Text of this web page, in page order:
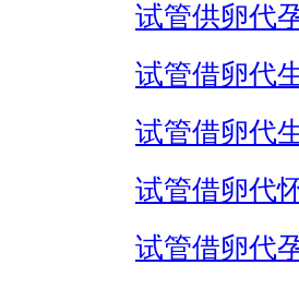
试管供卵代
试管借卵代
试管借卵代
试管借卵代
试管借卵代